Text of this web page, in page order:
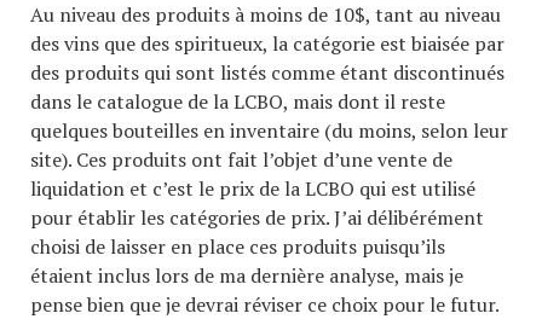
Au niveau des produits à moins de 10$, tant au niveau
des vins que des spiritueux, la catégorie est biaisée par
des produits qui sont listés comme étant discontinués
dans le catalogue de la LCBO, mais dont il reste
quelques bouteilles en inventaire (du moins, selon leur
site). Ces produits ont fait l’objet d’une vente de
liquidation et c’est le prix de la LCBO qui est utilisé
pour établir les catégories de prix. J’ai délibérément
choisi de laisser en place ces produits puisqu’ils
étaient inclus lors de ma dernière analyse, mais je
pense bien que je devrai réviser ce choix pour le futur.